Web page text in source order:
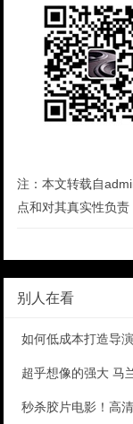
注：本文转载自
点和对其真实性负责
别人在看
如何低成本打造导
超乎想像的强大 马
秒杀胶片电影！高